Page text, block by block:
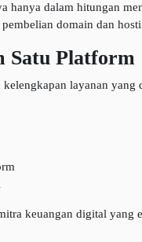
hanya dalam hitungan
domain dan
Satu Platform
kelengkapan layanan
keuangan digital